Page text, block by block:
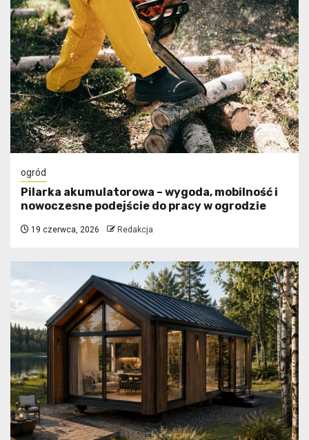
ogród
Pilarka akumulatorowa – wygoda, mobilność i
nowoczesne podejście do pracy w ogrodzie
19 czerwca, 2026 Redakcja